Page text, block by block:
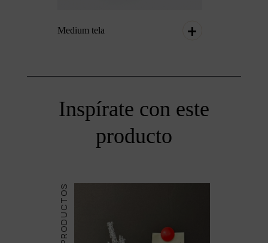
Medium tela
Inspírate con este
producto
PRODUCTOS